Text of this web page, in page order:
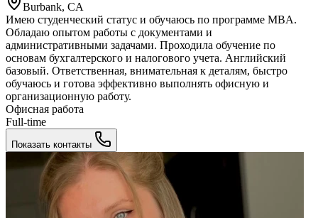
Burbank, CA
Имею студенческий статус и обучаюсь по программе MBA.
Обладаю опытом работы с документами и
административными задачами. Проходила обучение по
основам бухгалтерского и налогового учета. Английский
базовый. Ответственная, внимательная к деталям, быстро
обучаюсь и готова эффективно выполнять офисную и
организационную работу.
Офисная работа
Full-time
Показать контакты